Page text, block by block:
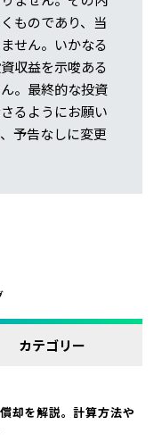
ものであり、当
せん。いかなる
収益を示唆ある
。最終的な投資
るようにお願い
予告なしに変更
カテゴリー
却を解説。計算方法や